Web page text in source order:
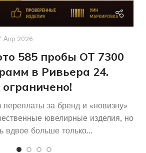
17,5
Женщинам
ВСТАВКА
Апр 2026
585 пробы ОТ 7300
в Ривьера 24.
переплаты за бренд и «новизну»
ювелирные изделия, но
вдвое больше только...